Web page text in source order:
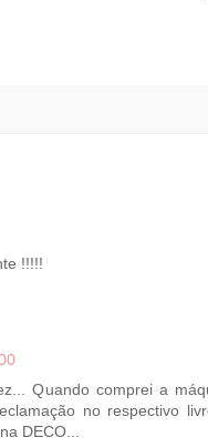
!!!!!
Quando comprei a
no respectivo
DECO...